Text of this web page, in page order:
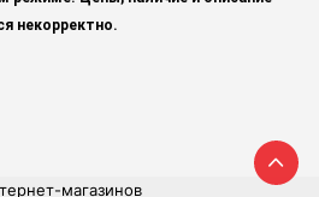
некорректно.
магазинов